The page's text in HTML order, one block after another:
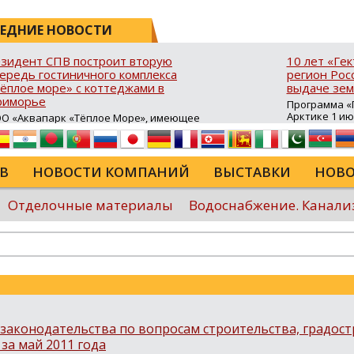
НОВОСТИ
СПВ построит вторую
гостиничного комплекса
море» с коттеджами в
«Аквапарк «Тёплое Море», имеющее
резидента свободного порта
(СПВ), продолжает развитие
инфраструктуры в Хасанском
Приморского края. В посёлке
на юго‑восточном побережье
Брюса стартовало
второй очереди гостиничного
«Тёплое море». В рамках проекта
процедура свободной таможенной
(СТЗ), позволяющая ...
10 лет
регион
выдаче
Программа
Арктике 1
10 лет в ДФО
время она
для
сельского
программы
России...
НОВОСТИ КОМПАНИЙ ВЫСТАВКИ
Отделочные материалы Водоснабжение.
Еще
по вопросам строительства,
май 2011 года